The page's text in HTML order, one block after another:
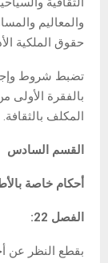
والمعاليم
حقوق الملكية
تضبط شروط
بالفقرة الأولى
المكلف بالثقافة.
القسم السادس
أحكام خاصة
الفصل 22:
بقطع النظر عن